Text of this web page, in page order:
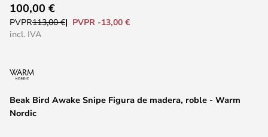
comienzo
galería
imágenes
Beak Bird Awake Snipe Figura de madera, roble - Warm
Nordic
100,00 €
PVPR113,00 €
PVPR -13,00 €
incl. IVA